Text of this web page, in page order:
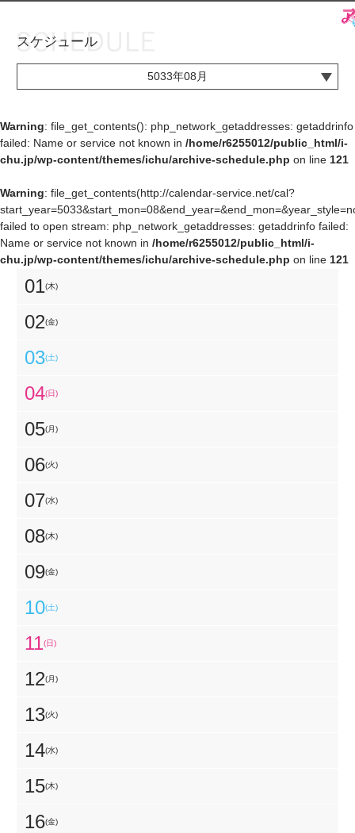
アイ★チュウとは
ユニット&キャラクター
ミュージック
グッズ・本
お知らせ
アイ★チュウとは
イベント・キャンペーン
ミュージック
スケジュール
5033年08月
Warning: file_get_contents(): php_network_getaddresses: getaddrinfo
failed: Name or service not known in /home/r6255012/public_html/i-
chu.jp/wp-content/themes/ichu/archive-schedule.php on line 121
Warning: file_get_contents(http://calendar-service.net/cal?
failed to open stream: php_network_getaddresses: getaddrinfo failed:
Name or service not known in /home/r6255012/public_html/i-
chu.jp/wp-content/themes/ichu/archive-schedule.php on line 121
01(木)
02(金)
03(土)
04(日)
05(月)
06(火)
07(水)
08(木)
09(金)
10(土)
11(日)
12(月)
13(火)
14(水)
15(木)
16(金)